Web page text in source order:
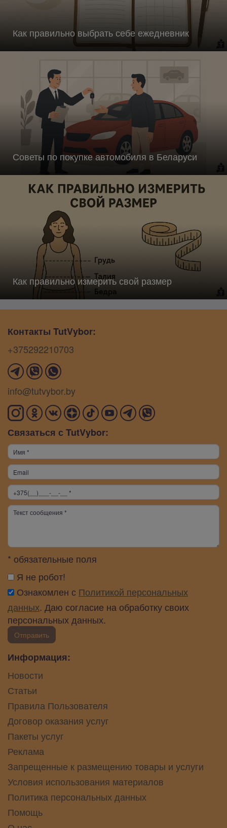
Как правильно выбрать себе ежедневник
Советы по покупке автомобиля в Беларуси
Как правильно измерить свой размер
Контакты TutVybor:
+375292210703
info@tutvybor.by
Связаться с TutVybor:
* обязательные поля
Я не робот!
Ознакомлен с Политикой персональных
данных. Даю согласие на обработку своих
персональных данных.
Отправить
Информация:
Новости
Статьи
Правила Пользователя
Договор оказания услуг
Пакеты услуг
Реклама
Запрещенные к размещению товары и услуги
Условия использования материалов
Политика персональных данных
Помощь